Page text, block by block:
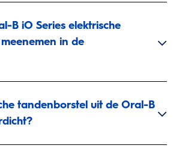
B iO Series elektrische
in de
tandenborstel uit de Oral-B